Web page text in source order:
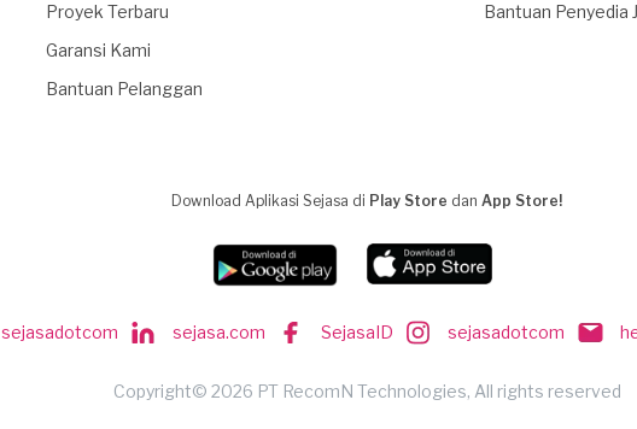
Proyek Terbaru
Garansi Kami
Bantuan Pelanggan
Bantuan Penyedia
Download Aplikasi Sejasa di Play Store dan App Store!
sejasadotcom sejasa.com SejasaID sejasadotcom
Copyright© 2026 PT RecomN Technologies, All rights reserved